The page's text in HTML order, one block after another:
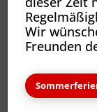
Wir
Freunden